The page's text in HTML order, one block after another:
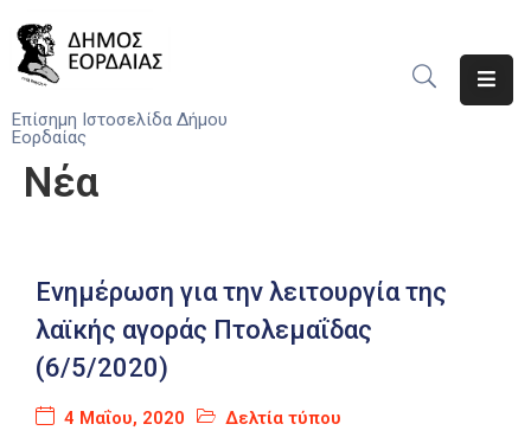
Επίσημη Ιστοσελίδα Δήμου
Εορδαίας
Δήμος
Υπηρεσίες
Του
Δήμου
Προσκλήσεις
Νέα
Ενημέρωση για την λειτουργία της
λαϊκής αγοράς Πτολεμαΐδας
(6/5/2020)
4 Μαΐου, 2020 Δελτία τύπου